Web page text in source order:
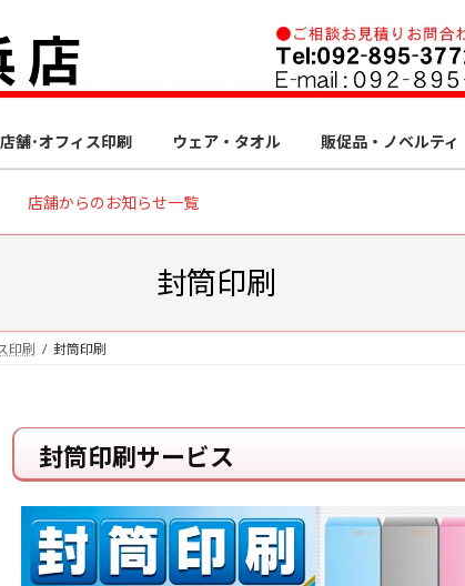
店舗･オフィス印刷 ウェア・タオル 販促品・ノベルティ
店舗からのお知らせ一覧
封筒印刷
印刷 封筒印刷
封筒印刷サービス